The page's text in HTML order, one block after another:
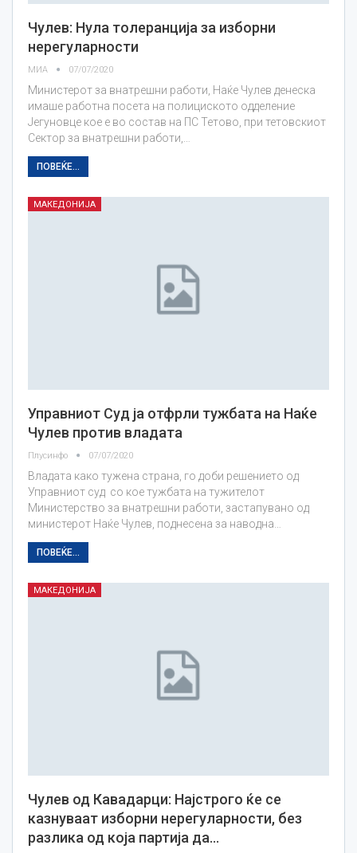
Чулев: Нула толеранција за изборни
нерегулaрности
МИА 07/07/2020
Министерот за внатрешни работи, Наќе Чулев денеска
имаше работна посета на полициското одделение
Јегуновце кое е во состав на ПС Тетово, при тетовскиот
Сектор за внатрешни работи,…
ПОВЕЌЕ...
МАКЕДОНИЈА
Управниот Суд ја отфрли тужбата на Наќе
Чулев против владата
Плусинфо 07/07/2020
Владата како тужена страна, го доби решението од
Управниот суд со кое тужбата на тужителот
Министерство за внатрешни работи, застапувано од
министерот Наќе Чулев, поднесена за наводна…
ПОВЕЌЕ...
МАКЕДОНИЈА
Чулев од Кавадарци: Најстрого ќе се
казнуваат изборни нерегуларности, без
разлика од која партија да…